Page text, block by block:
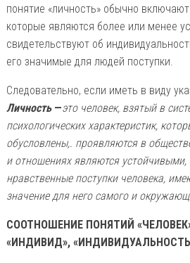
понятие «личность» обычно
которые являются более или менее
свидетельствуют об
его значимые для людей поступки.
Следовательно, если иметь в виду
Личность—это человек, взятый в
психологических характеристик,
обусловлены,. проявляются в
и отношениях являются
нравственные поступки человека,
значение для него самого и
СООТНОШЕНИЕ ПОНЯТИЙ
«ИНДИВИД»,